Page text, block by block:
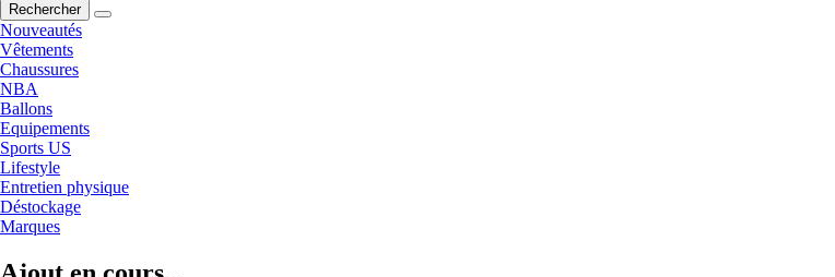
Rechercher
Nouveautés
Vêtements
Chaussures
NBA
Ballons
Equipements
Sports US
Lifestyle
Entretien physique
Déstockage
Marques